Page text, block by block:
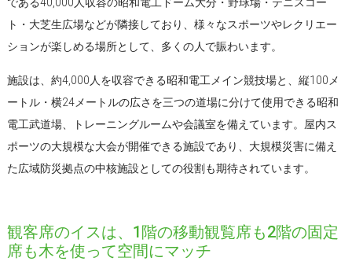
ト・大芝生広場などが隣接しており、様々なスポーツやレクリエー
ションが楽しめる場所として、多くの人で賑わいます。
施設は、約4,000人を収容できる昭和電工メイン競技場と、縦100メ
ートル・横24メートルの広さを三つの道場に分けて使用できる昭和
電工武道場、トレーニングルームや会議室を備えています。屋内ス
ポーツの大規模な大会が開催できる施設であり、大規模災害に備え
た広域防災拠点の中核施設としての役割も期待されています。
観客席のイスは、1階の移動観覧席も2階の固定
席も木を使って空間にマッチ